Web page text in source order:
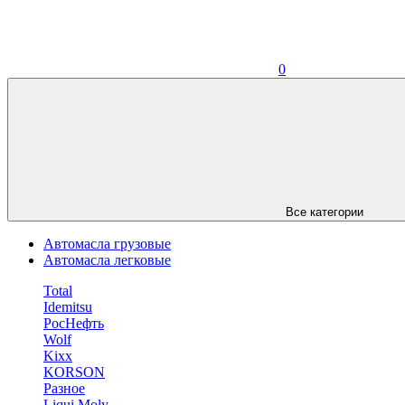
0
Все категории
Автомасла грузовые
Автомасла легковые
Total
Idemitsu
РосНефть
Wolf
Kixx
KORSON
Разное